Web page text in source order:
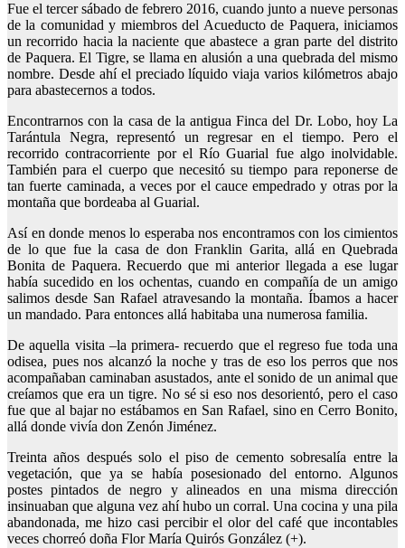
Fue el tercer sábado de febrero 2016, cuando junto a nueve personas
de la comunidad y miembros del Acueducto de Paquera, iniciamos
un recorrido hacia la naciente que abastece a gran parte del distrito
de Paquera. El Tigre, se llama en alusión a una quebrada del mismo
nombre. Desde ahí el preciado líquido viaja varios kilómetros abajo
para abastecernos a todos.
Encontrarnos con la casa de la antigua Finca del Dr. Lobo, hoy La
Tarántula Negra, representó un regresar en el tiempo. Pero el
recorrido contracorriente por el Río Guarial fue algo inolvidable.
También para el cuerpo que necesitó su tiempo para reponerse de
tan fuerte caminada, a veces por el cauce empedrado y otras por la
montaña que bordeaba al Guarial.
Así en donde menos lo esperaba nos encontramos con los cimientos
de lo que fue la casa de don Franklin Garita, allá en Quebrada
Bonita de Paquera. Recuerdo que mi anterior llegada a ese lugar
había sucedido en los ochentas, cuando en compañía de un amigo
salimos desde San Rafael atravesando la montaña. Íbamos a hacer
un mandado. Para entonces allá habitaba una numerosa familia.
De aquella visita –la primera- recuerdo que el regreso fue toda una
odisea, pues nos alcanzó la noche y tras de eso los perros que nos
acompañaban caminaban asustados, ante el sonido de un animal que
creíamos que era un tigre. No sé si eso nos desorientó, pero el caso
fue que al bajar no estábamos en San Rafael, sino en Cerro Bonito,
allá donde vivía don Zenón Jiménez.
Treinta años después solo el piso de cemento sobresalía entre la
vegetación, que ya se había posesionado del entorno. Algunos
postes pintados de negro y alineados en una misma dirección
insinuaban que alguna vez ahí hubo un corral. Una cocina y una pila
abandonada, me hizo casi percibir el olor del café que incontables
veces chorreó doña Flor María Quirós González (+).